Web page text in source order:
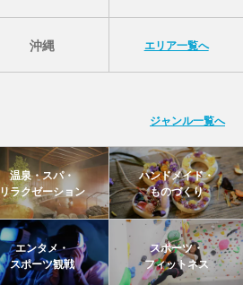
沖縄 エリア一覧へ
ジャンル一覧へ
温泉・スパ・
リラクゼーション
ハンドメイド・
ものづくり
エンタメ・
スポーツ観戦
スポーツ・
フィットネス